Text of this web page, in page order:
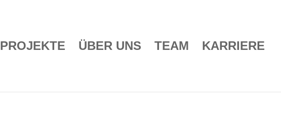
PROJEKTE ÜBER UNS TEAM KARRIERE